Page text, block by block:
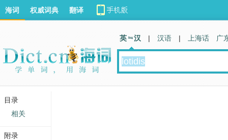
海词 权威词典 翻译
英 汉 | 汉语 | 上海话 广
目录
相关
附录